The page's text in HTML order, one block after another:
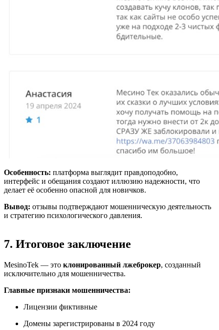
Особенность: платформа выглядит правдоподобно,
интерфейс и обещания создают иллюзию надежности, что
делает её особенно опасной для новичков.
Вывод: отзывы подтверждают мошенническую деятельность
и стратегию психологического давления.
7. Итоговое заключение
MesinoTek — это клонированный лжеброкер, созданный
исключительно для мошенничества.
Главные признаки мошенничества:
Лицензии фиктивные
Домены зарегистрированы в 2024 году